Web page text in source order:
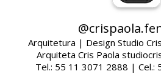
Arquitetura | Design Studio
Arquiteta Cris Paola
Tel.: 55 11 3071 2888 | Cel.: